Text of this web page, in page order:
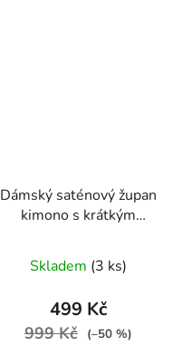
Dámský saténový župan
kimono s krátkým
Skladem (3 ks)
499 Kč
999 Kč (–50 %)